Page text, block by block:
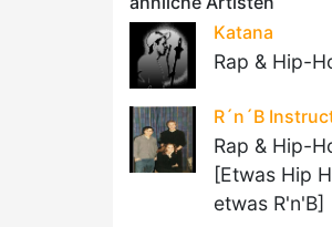
Katana
Rap & Hip-
R´n´B
Rap & Hip-
[Etwas Hip
etwas R'n'B]